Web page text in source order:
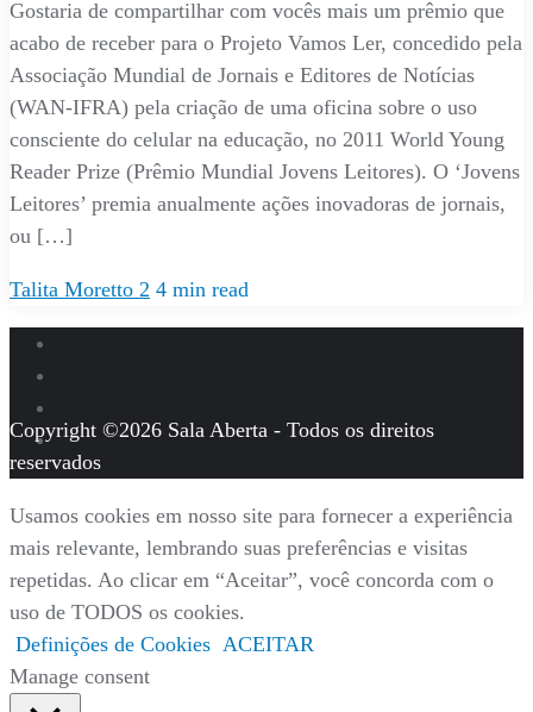
Gostaria de compartilhar com vocês mais um prêmio que
acabo de receber para o Projeto Vamos Ler, concedido pela
Associação Mundial de Jornais e Editores de Notícias
(WAN-IFRA) pela criação de uma oficina sobre o uso
consciente do celular na educação, no 2011 World Young
Reader Prize (Prêmio Mundial Jovens Leitores). O ‘Jovens
Leitores’ premia anualmente ações inovadoras de jornais,
ou […]
Talita Moretto 2 4 min read
Copyright ©2026 Sala Aberta - Todos os direitos
reservados
Usamos cookies em nosso site para fornecer a experiência
mais relevante, lembrando suas preferências e visitas
repetidas. Ao clicar em “Aceitar”, você concorda com o
uso de TODOS os cookies.
Definições de Cookies ACEITAR
Manage consent